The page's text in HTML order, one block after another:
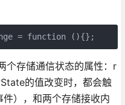
= function (){};
个存储通信状态的属性：r
的值改变时，都会触
），和两个存储接收内